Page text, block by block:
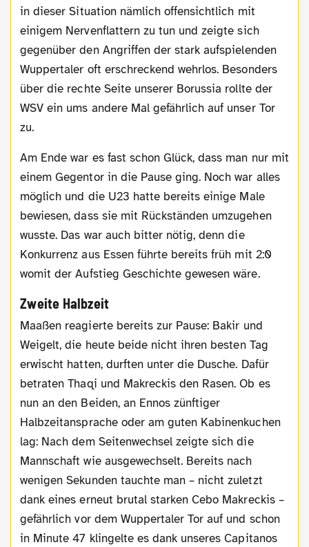
in dieser Situation nämlich offensichtlich mit
einigem Nervenflattern zu tun und zeigte sich
gegenüber den Angriffen der stark aufspielenden
Wuppertaler oft erschreckend wehrlos. Besonders
über die rechte Seite unserer Borussia rollte der
WSV ein ums andere Mal gefährlich auf unser Tor
zu.
Am Ende war es fast schon Glück, dass man nur mit
einem Gegentor in die Pause ging. Noch war alles
möglich und die U23 hatte bereits einige Male
bewiesen, dass sie mit Rückständen umzugehen
wusste. Das war auch bitter nötig, denn die
Konkurrenz aus Essen führte bereits früh mit 2:0
womit der Aufstieg Geschichte gewesen wäre.
Zweite Halbzeit
Maaßen reagierte bereits zur Pause: Bakir und
Weigelt, die heute beide nicht ihren besten Tag
erwischt hatten, durften unter die Dusche. Dafür
betraten Thaqi und Makreckis den Rasen. Ob es
nun an den Beiden, an Ennos zünftiger
Halbzeitansprache oder am guten Kabinenkuchen
lag: Nach dem Seitenwechsel zeigte sich die
Mannschaft wie ausgewechselt. Bereits nach
wenigen Sekunden tauchte man – nicht zuletzt
dank eines erneut brutal starken Cebo Makreckis –
gefährlich vor dem Wuppertaler Tor auf und schon
in Minute 47 klingelte es dank unseres Capitanos